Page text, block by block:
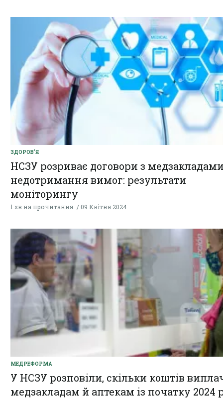
ЗДОРОВ'Я
НСЗУ розриває договори з
недотримання вимог: результати
моніторингу
1 хв на прочитання 09 Квітня 2024
МЕДРЕФОРМА
У НСЗУ розповіли, скільки коштів
медзакладам й аптекам із початку 2024